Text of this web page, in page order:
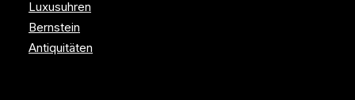
Luxusuhren
Bernstein
Antiquitäten